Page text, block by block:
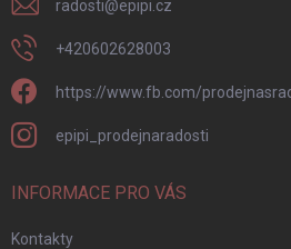
radosti@epipi.cz
+420602628003
https://www.fb.com/
epipi_prodejnaradosti
INFORMACE PRO VÁS
Kontakty